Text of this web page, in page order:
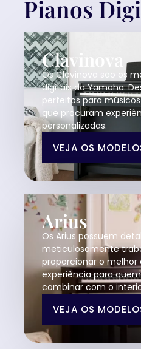
Pianos
Clavinova
Os Clavinova são os
digitais da Yamaha.
perfeitos para
que procuram
personalizadas.
VEJA OS
Arius
Os Arius possuem
meticulosamente
proporcionar o
experiência para
combinar com o
VEJA OS